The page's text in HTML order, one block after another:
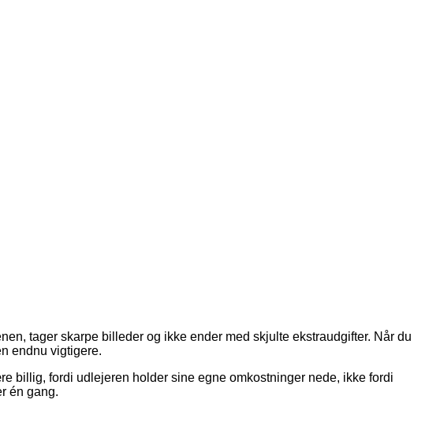
tager skarpe billeder og ikke ender med skjulte ekstraudgifter. Når du
endnu vigtigere.
billig, fordi udlejeren holder sine egne omkostninger nede, ikke fordi
én gang.